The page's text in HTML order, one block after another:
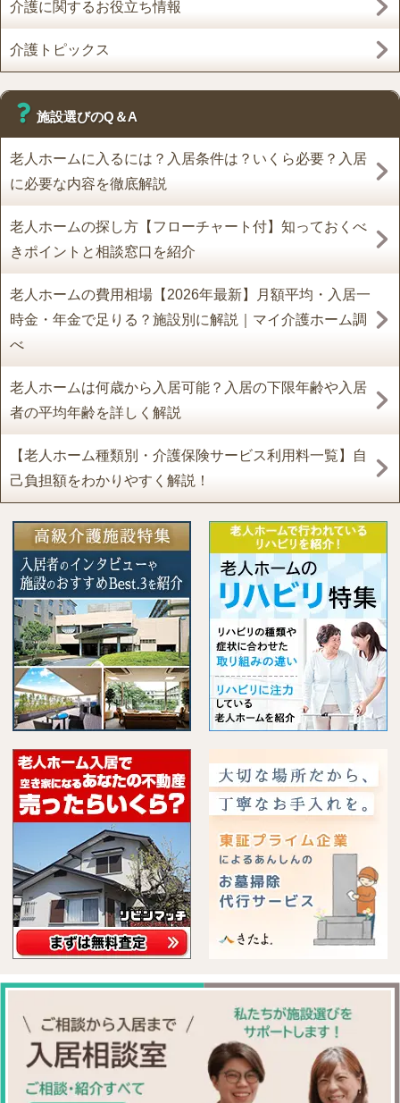
介護に関するお役立ち情報
介護トピックス
施設選びのQ＆A
老人ホームに入るには？入居条件は？いくら必要？入居
に必要な内容を徹底解説
老人ホームの探し方【フローチャート付】知っておくべ
きポイントと相談窓口を紹介
老人ホームの費用相場【2026年最新】月額平均・入居一
時金・年金で足りる？施設別に解説｜マイ介護ホーム調
べ
老人ホームは何歳から入居可能？入居の下限年齢や入居
者の平均年齢を詳しく解説
【老人ホーム種類別・介護保険サービス利用料一覧】自
己負担額をわかりやすく解説！